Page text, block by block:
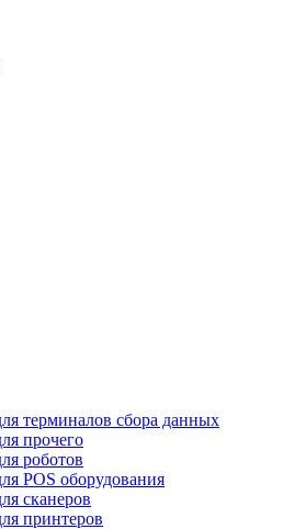
терминалов сбора данных
прочего
роботов
POS оборудования
сканеров
принтеров